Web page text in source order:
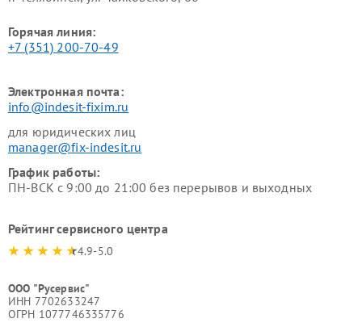
Горячая линия:
+7 (351) 200-70-49
Электронная почта:
info@indesit-fixim.ru
для юридических лиц
manager@fix-indesit.ru
График работы:
ПН-ВСК с 9:00 до 21:00 без перерывов и выходных
Рейтинг сервисного центра
4.9-5.0
ООО "Русервис"
ИНН 7702633247
ОГРН 1077746335776